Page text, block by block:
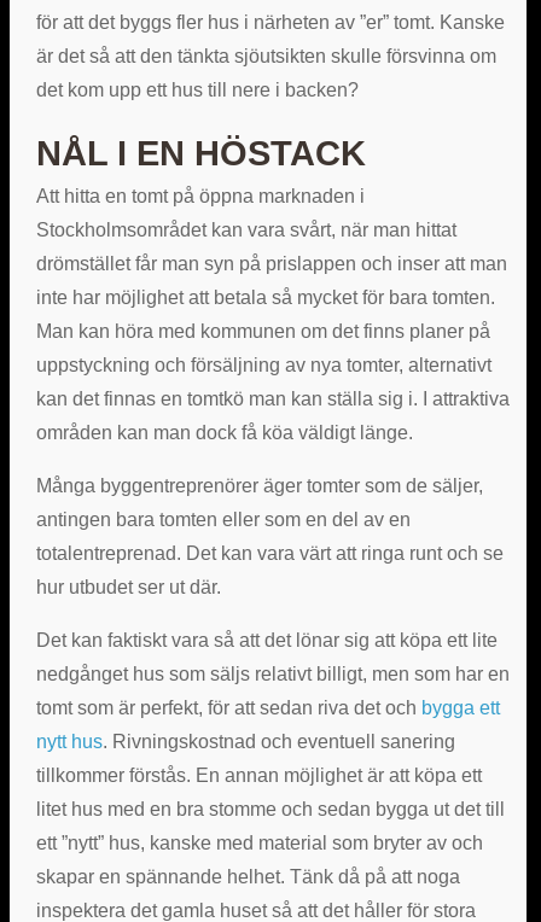
för att det byggs fler hus i närheten av ”er” tomt. Kanske
är det så att den tänkta sjöutsikten skulle försvinna om
det kom upp ett hus till nere i backen?
NÅL I EN HÖSTACK
Att hitta en tomt på öppna marknaden i
Stockholmsområdet kan vara svårt, när man hittat
drömstället får man syn på prislappen och inser att man
inte har möjlighet att betala så mycket för bara tomten.
Man kan höra med kommunen om det finns planer på
uppstyckning och försäljning av nya tomter, alternativt
kan det finnas en tomtkö man kan ställa sig i. I attraktiva
områden kan man dock få köa väldigt länge.
Många byggentreprenörer äger tomter som de säljer,
antingen bara tomten eller som en del av en
totalentreprenad. Det kan vara värt att ringa runt och se
hur utbudet ser ut där.
Det kan faktiskt vara så att det lönar sig att köpa ett lite
nedgånget hus som säljs relativt billigt, men som har en
tomt som är perfekt, för att sedan riva det och bygga ett
nytt hus. Rivningskostnad och eventuell sanering
tillkommer förstås. En annan möjlighet är att köpa ett
litet hus med en bra stomme och sedan bygga ut det till
ett ”nytt” hus, kanske med material som bryter av och
skapar en spännande helhet. Tänk då på att noga
inspektera det gamla huset så att det håller för stora